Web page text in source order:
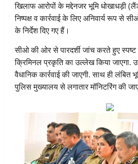
खिलाफ आरोपों के मद्देनजर भूमि धोखाधड़ी
निष्पक्ष व कार्रवाई के लिए अनिवार्य रूप से
के निर्देश दिए गए हैं।
सीओ की ओर से पारदर्शी जांच करते हुए
क्रिमिनल प्रकृति का उल्लेख किया जाएगा.
वैधानिक कार्रवाई की जाएगी. साथ ही लंबित
पुलिस मुख्यालय से लगातार मॉनिटरिंग की